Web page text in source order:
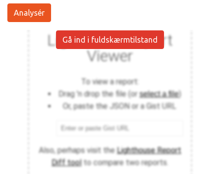
Analysér
Gå ind i fuldskærmtilstand